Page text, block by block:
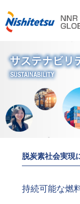
脱炭素社会実現
持続可能な燃